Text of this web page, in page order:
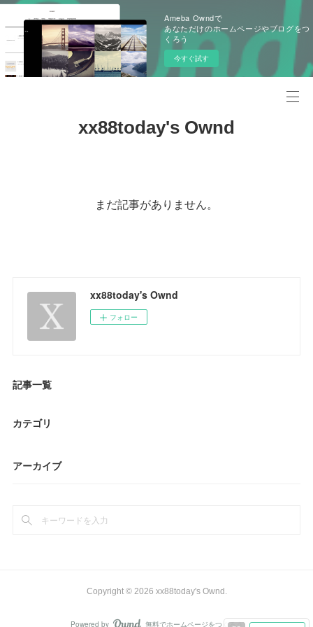
Ameba Owndで
あなただけのホームページやブログをつ
くろう
今すぐ試す
xx88today's Ownd
まだ記事がありません。
xx88today's Ownd
フォロー
記事一覧
カテゴリ
アーカイブ
Copyright © 2026 xx88today's Ownd .
Powered by 無料でホームページをつくろう